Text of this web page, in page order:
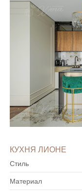
КУХНЯ ЛИОНЕ
Стиль
Материал